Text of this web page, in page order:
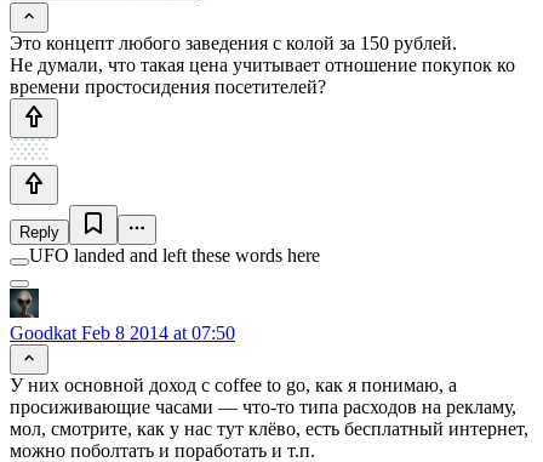
Это концепт любого заведения с колой за 150 рублей.
Не думали, что такая цена учитывает отношение покупок ко
времени простосидения посетителей?
Reply
UFO landed and left these words here
Goodkat Feb 8 2014 at 07:50
У них основной доход с coffee to go, как я понимаю, а
просиживающие часами — что-то типа расходов на рекламу,
мол, смотрите, как у нас тут клёво, есть бесплатный интернет,
можно поболтать и поработать и т.п.